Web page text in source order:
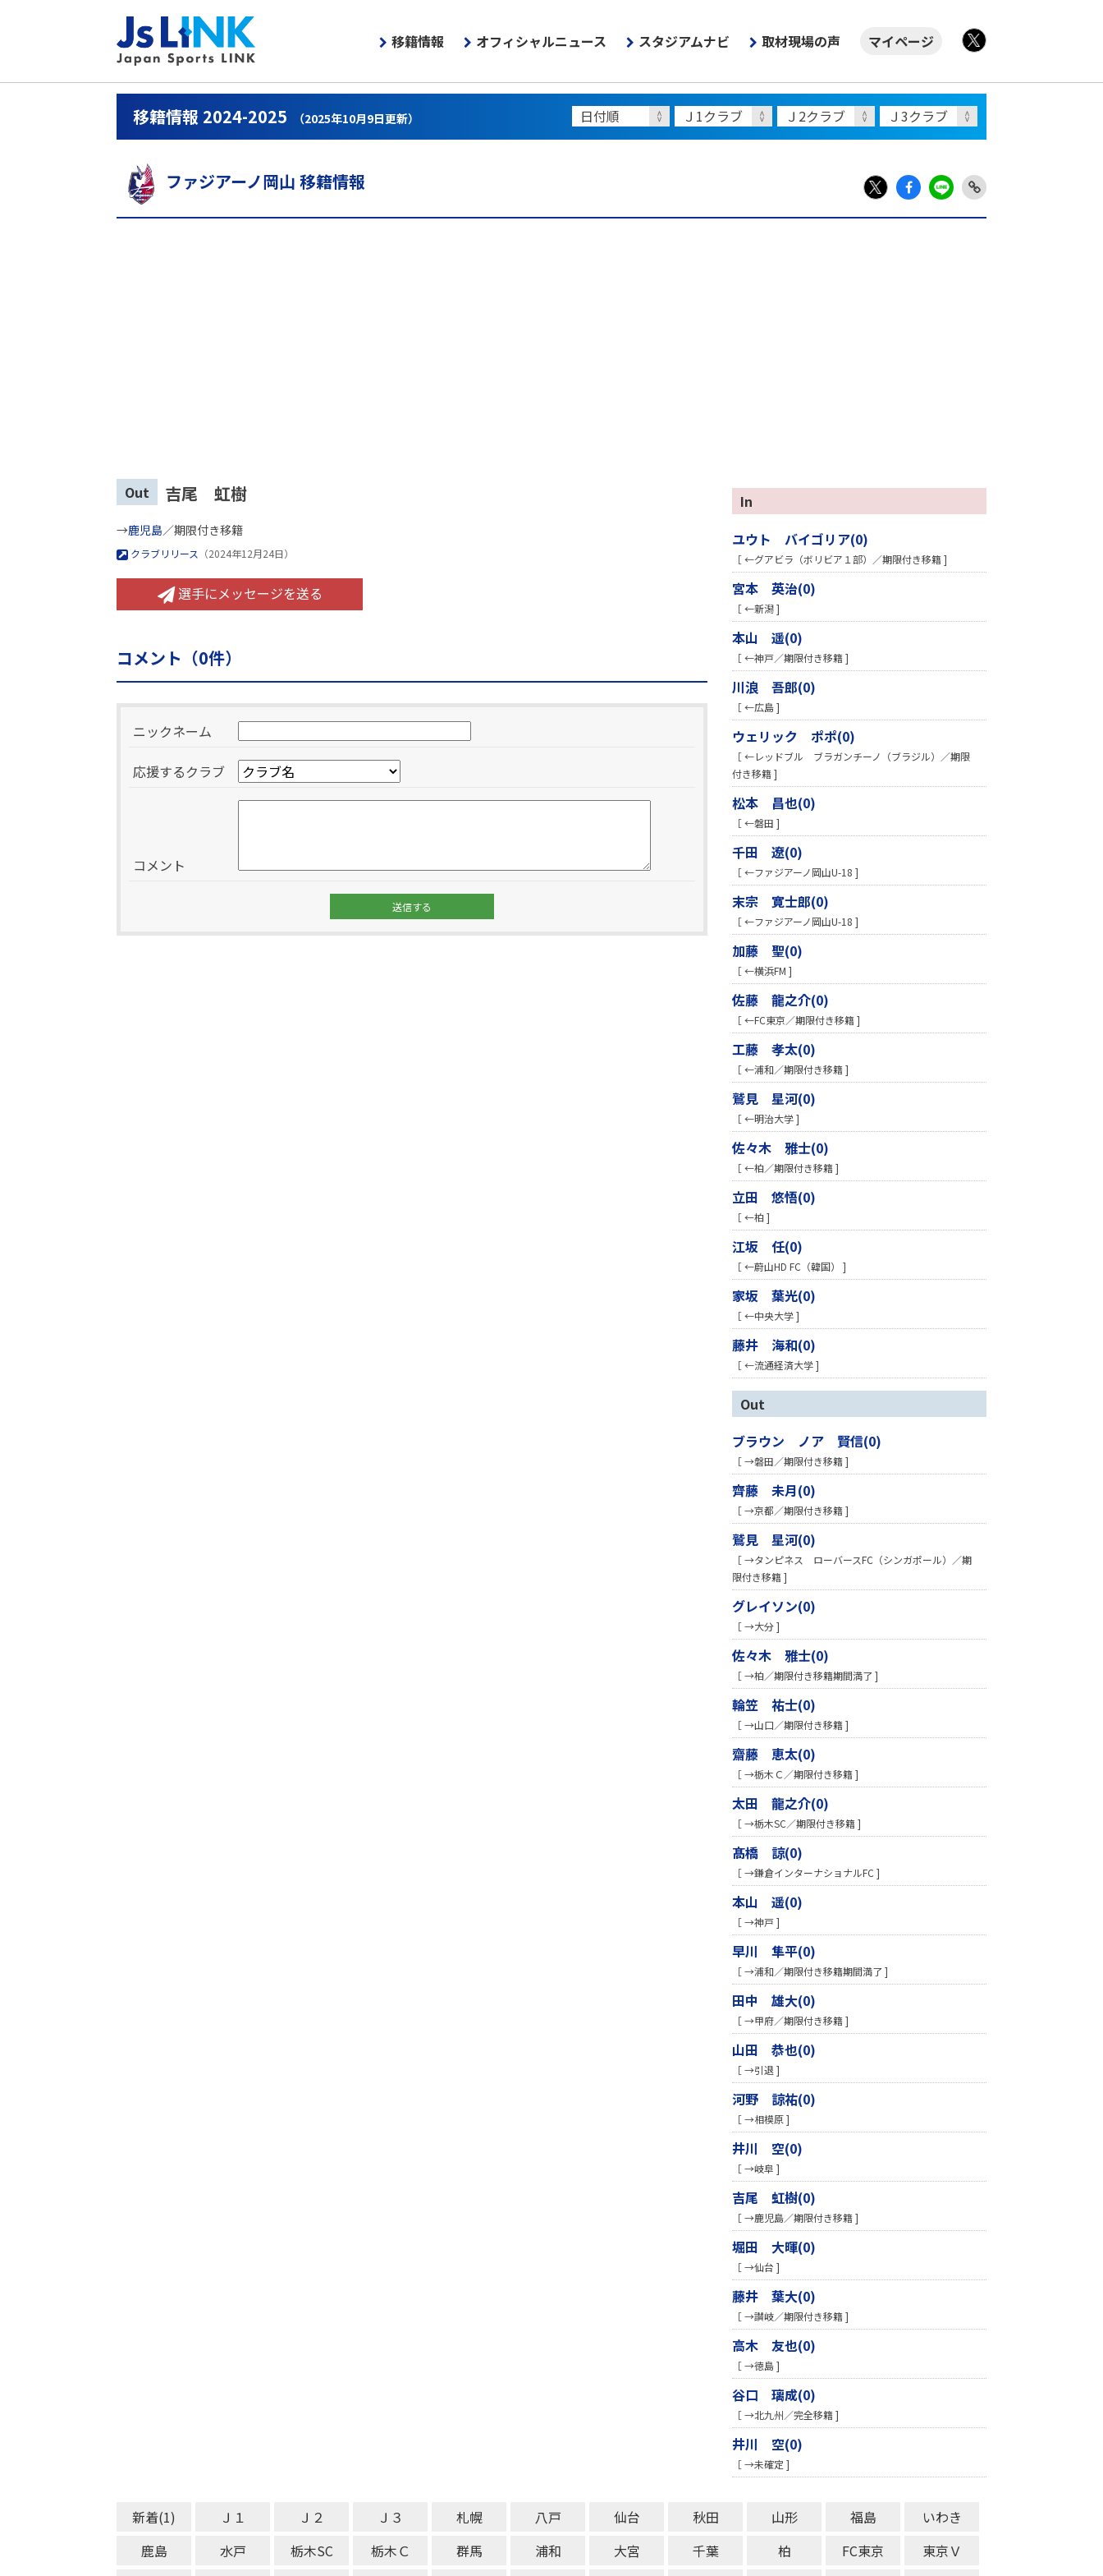
移籍情報 オフィシャルニュース スタジアムナビ 取材現場の声
マイページ
移籍情報 2024-2025 （2025年10月9日更新）
ファジアーノ岡山 移籍情報
X
Fac LIN Link
Out 吉尾 虹樹
→鹿児島／期限付き移籍
クラブリリース （2024年12月24日）
選手にメッセージを送る
コメント（0件）
ニックネーム
応援するクラブ
コメント
In
ユウト バイゴリア(0)
［ ←グアビラ（ボリビア１部）／期限付き移籍 ]
宮本 英治(0)
［ ←新潟 ]
本山 遥(0)
［ ←神戸／期限付き移籍 ]
川浪 吾郎(0)
［ ←広島 ]
ウェリック ポポ(0)
［ ←レッドブル ブラガンチーノ（ブラジル）／期限
付き移籍 ]
松本 昌也(0)
［ ←磐田 ]
千田 遼(0)
［ ←ファジアーノ岡山U-18 ]
末宗 寛士郎(0)
［ ←ファジアーノ岡山U-18 ]
加藤 聖(0)
［ ←横浜FM ]
佐藤 龍之介(0)
［ ←FC東京／期限付き移籍 ]
工藤 孝太(0)
［ ←浦和／期限付き移籍 ]
鷲見 星河(0)
［ ←明治大学 ]
佐々木 雅士(0)
［ ←柏／期限付き移籍 ]
立田 悠悟(0)
［ ←柏 ]
江坂 任(0)
［ ←蔚山HD FC（韓国） ]
家坂 葉光(0)
［ ←中央大学 ]
藤井 海和(0)
［ ←流通経済大学 ]
Out
ブラウン ノア 賢信(0)
［ →磐田／期限付き移籍 ]
齊藤 未月(0)
［ →京都／期限付き移籍 ]
鷲見 星河(0)
［ →タンピネス ローバースFC（シンガポール）／期
限付き移籍 ]
グレイソン(0)
［ →大分 ]
佐々木 雅士(0)
［ →柏／期限付き移籍期間満了 ]
輪笠 祐士(0)
［ →山口／期限付き移籍 ]
齋藤 恵太(0)
［ →栃木Ｃ／期限付き移籍 ]
太田 龍之介(0)
［ →栃木SC／期限付き移籍 ]
髙橋 諒(0)
［ →鎌倉インターナショナルFC ]
本山 遥(0)
［ →神戸 ]
早川 隼平(0)
［ →浦和／期限付き移籍期間満了 ]
田中 雄大(0)
［ →甲府／期限付き移籍 ]
山田 恭也(0)
［ →引退 ]
河野 諒祐(0)
［ →相模原 ]
井川 空(0)
［ →岐阜 ]
吉尾 虹樹(0)
［ →鹿児島／期限付き移籍 ]
堀田 大暉(0)
［ →仙台 ]
藤井 葉大(0)
［ →讃岐／期限付き移籍 ]
高木 友也(0)
［ →徳島 ]
谷口 璃成(0)
［ →北九州／完全移籍 ]
井川 空(0)
［ →未確定 ]
新着(1) Ｊ１ Ｊ２ Ｊ３ 札幌 八戸 仙台 秋田 山形 福島
いわき
鹿島
水戸 栃木SC 栃木Ｃ 群馬 浦和 大宮 千葉 柏 FC東京
東京Ｖ